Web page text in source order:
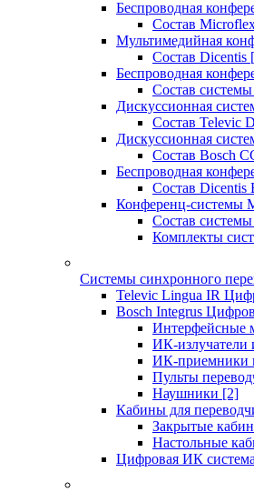
Беспроводная
Состав
Мультимедийная
Состав Dicentis
Беспроводная
Состав
Дискуссионная
Состав Televic
Дискуссионная
Состав Bosch
Беспроводная
Состав Dicentis
Конференц-системы
Состав
Комплекты
Системы синхронного
Televic Lingua IR
Bosch Integrus
Интерфейсные
ИК-излучатели
ИК-приемники
Пульты
Наушники [2]
Кабины для
Закрытые
Настольные
Цифровая ИК